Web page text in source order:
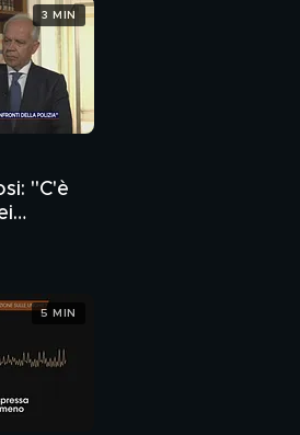
"C'è
3 MIN
5 MIN